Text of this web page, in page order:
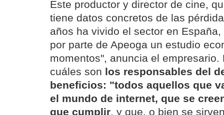
Este productor y director de cine,
tiene datos concretos de las
años ha vivido el sector en
por parte de Apeoga un estudio
momentos", anuncia el
cuáles son los responsables del
beneficios: "todos aquellos que
el mundo de internet, que se
que cumplir, y que, o bien se